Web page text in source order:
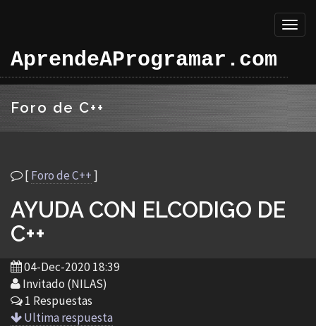
AprendeAProgramar.com
Foro de C++
[Foro de C++]
AYUDA CON ELCODIGO DE
C++
04-Dec-2020 18:39
Invitado (NILAS)
1 Respuestas
Ultima respuesta